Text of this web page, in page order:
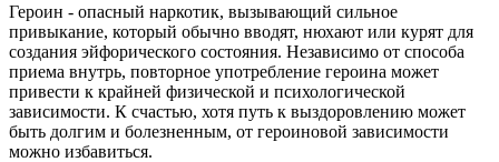
Героин - опасный наркотик, вызывающий сильное
привыкание, который обычно вводят, нюхают или курят для
создания эйфорического состояния. Независимо от способа
приема внутрь, повторное употребление героина может
привести к крайней физической и психологической
зависимости. К счастью, хотя путь к выздоровлению может
быть долгим и болезненным, от героиновой зависимости
можно избавиться.